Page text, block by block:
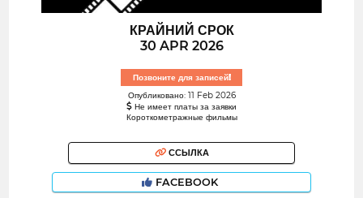
КРАЙНИЙ СРОК
30 APR 2026
Позвоните для записей!
Опубликовано: 11 Feb 2026
Не имеет платы за заявки
Короткометражные фильмы
ССЫЛКА
FACEBOOK